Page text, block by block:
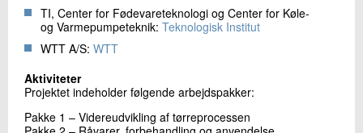
TI, Center for Fødevareteknologi og Center for Køle-
og Varmepumpeteknik: Teknologisk Institut
WTT A/S: WTT
Aktiviteter
Projektet indeholder følgende arbejdspakker:
Pakke 1 – Videreudvikling af tørreprocessen